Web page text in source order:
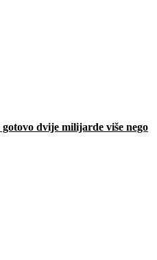
dvije milijarde više nego